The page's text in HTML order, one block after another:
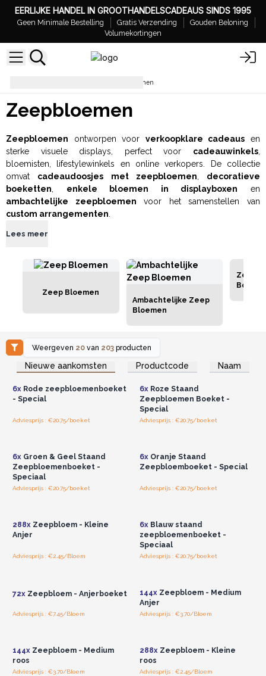
EERLIJKE HANDEL IN GROOTHANDELSCADEAUS SINDS 1995
Geen Minimale Bestelling Gratis Verzending
Gouden Beloning
Volumekortingen
Zeepbloemen
Zeepbloemen
Zeepbloemen ontworpen voor verkoopklare cadeaus en
sterke visuele displays, perfect voor cadeauwinkels
bloemisten, lifestylewinkels en online verkopers. De collectie
omvat cadeaudoosjes met zeepbloemen
decoratieve
boeketten
enkele bloemen in displayboxen en
ambachtelijke zeepbloemen voor het samenstellen van
custom arrangementen
Lees meer
Zeep Bloemen
Ambachtelijke Zeep
Bloemen
Zeep
Weergeven 20 van 203 producten
Nieuwe aankomsten Productcode Naam
Log in of registreer u voor
groothandelsprijzen.
6xRode zeepbloemenboeket
- Special
Adviesprijs : €20.75/boeket
Log in of registreer u voor
groothandelsprijzen.
6xRoze Staand
Zeepbloemen Boeket -
Special
Adviesprijs : €20.75/boeket
6xGroen & Geel Staand
Zeepbloemenboeket -
Speciaal
Adviesprijs : €20.75/boeket
6xOranje Staand
Zeepbloemboeket - Special
Adviesprijs : €20.75/boeket
288xZeepbloem - Kleine
Anjer
Adviesprijs : €2.45/Bloem
6xBlauw staand
zeepbloemenboeket -
Speciaal
Adviesprijs : €20.75/boeket
72xZeepbloem - Anjerboeket
Adviesprijs : €7.45/Bloem
144xZeepbloem - Medium
Anjer
Adviesprijs : €3.70/Bloem
144xZeepbloem - Medium
roos
Adviesprijs : €3.70/Bloem
288xZeepbloem - Kleine
roos
Adviesprijs : €2.45/Bloem